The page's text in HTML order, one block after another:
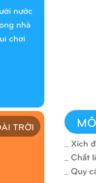
nước
nhà
chơi
TRỜI
_ Xích
_
_ Quy